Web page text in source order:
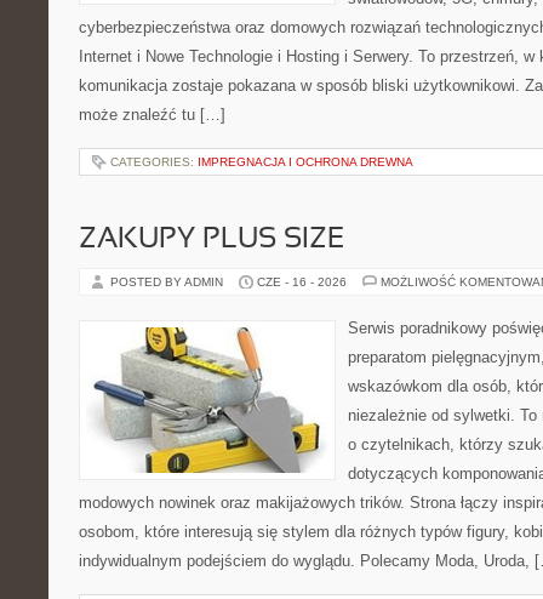
cyberbezpieczeństwa oraz domowych rozwiązań
Internet i Nowe Technologie i Hosting i Serwery. To przestrzeń,
komunikacja zostaje pokazana w sposób bliski użytkownikowi.
może znaleźć tu […]
CATEGORIES: IMPREGNACJA I OCHRONA DREWNA
ZAKUPY PLUS SIZE
POSTED BY ADMIN CZE - 16 - 2026 MOŻLIWOŚĆ
Serwis poradnikowy
preparatom
wskazówkom dla osób,
niezależnie od sylwetki.
o czytelnikach, którzy
dotyczących
modowych nowinek oraz makijażowych trików. Strona łączy
osobom, które interesują się stylem dla różnych typów figury,
indywidualnym podejściem do wyglądu. Polecamy Moda, Uroda,